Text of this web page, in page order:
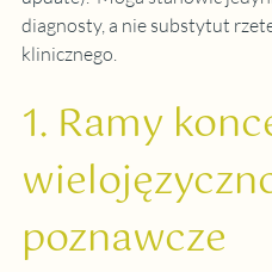
diagnosty, a nie substytut
klinicznego.
1. Ramy
poznawcze